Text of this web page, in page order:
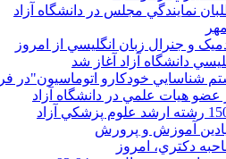
نمايندگي مجلس در دانشگاه آزاد
و جنرال زبان انگليسي از امروز
دانشگاه آزاد آغاز شد
شناسايي خودکارو اتوماسيون"در
دکتري، امروز